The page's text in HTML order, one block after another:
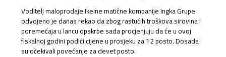
Voditelj maloprodaje Ikeine matične kompanije Ingka Grupe
odvojeno je danas rekao da zbog rastućih troškova sirovina i
poremećaja u lancu opskrbe sada procjenjuju da će u ovoj
fiskalnoj godini podići cijene u prosjeku za 12 posto. Dosada
su očekivali povećanje za devet posto.